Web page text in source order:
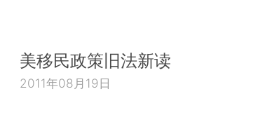
美移民政策旧法新读
2011年08月19日